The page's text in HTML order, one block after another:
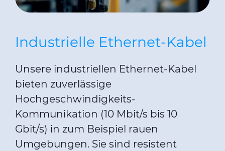
Industrielle Ethernet-Kabel
Unsere industriellen Ethernet-Kabel
bieten zuverlässige
Hochgeschwindigkeits-
Kommunikation (10 Mbit/s bis 10
Gbit/s) in zum Beispiel rauen
Umgebungen. Sie sind resistent